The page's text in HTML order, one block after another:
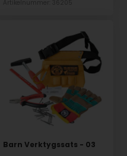
Barn Verktygssats - 03